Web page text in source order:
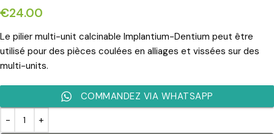
€24.00
Le pilier multi-unit calcinable Implantium-Dentium peut être
utilisé pour des pièces coulées en alliages et vissées sur des
multi-units.
COMMANDEZ VIA WHATSAPP